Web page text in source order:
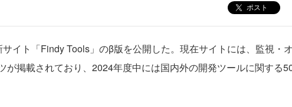
ポスト
イト「Findy Tools」のβ版を公開した。現在サイトには、監視・
掲載されており、2024年度中には国内外の開発ツールに関する